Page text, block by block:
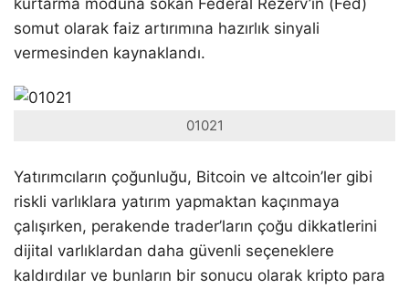
kurtarma moduna sokan Federal Rezerv’in (Fed)
somut olarak faiz artırımına hazırlık sinyali
vermesinden kaynaklandı.
01021
Yatırımcıların çoğunluğu, Bitcoin ve altcoin’ler gibi
riskli varlıklara yatırım yapmaktan kaçınmaya
çalışırken, perakende trader’ların çoğu dikkatlerini
dijital varlıklardan daha güvenli seçeneklere
kaldırdılar ve bunların bir sonucu olarak kripto para